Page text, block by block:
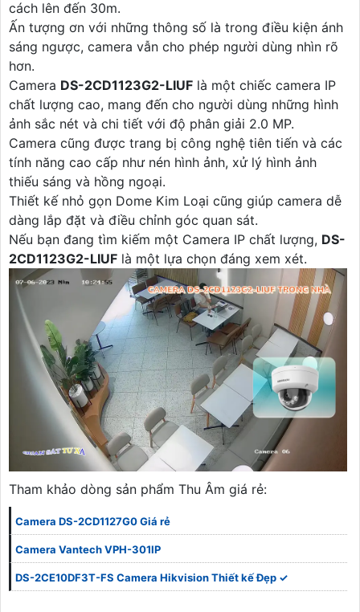
cách lên đến 30m.
Ấn tượng ơn với những thông số là trong điều kiện ánh
sáng ngược, camera vẫn cho phép người dùng nhìn rõ
hơn.
Camera DS-2CD1123G2-LIUF là một chiếc camera IP
chất lượng cao, mang đến cho người dùng những hình
ảnh sắc nét và chi tiết với độ phân giải 2.0 MP.
Camera cũng được trang bị công nghệ tiên tiến và các
tính năng cao cấp như nén hình ảnh, xử lý hình ảnh
thiếu sáng và hồng ngoại.
Thiết kế nhỏ gọn Dome Kim Loại cũng giúp camera dễ
dàng lắp đặt và điều chỉnh góc quan sát.
Nếu bạn đang tìm kiếm một Camera IP chất lượng, DS-
2CD1123G2-LIUF là một lựa chọn đáng xem xét.
Tham khảo dòng sản phẩm Thu Âm giá rẻ:
Camera DS-2CD1127G0 Giá rẻ
Camera Vantech VPH-301IP
DS-2CE10DF3T-FS Camera Hikvision Thiết kế Đẹp ✓